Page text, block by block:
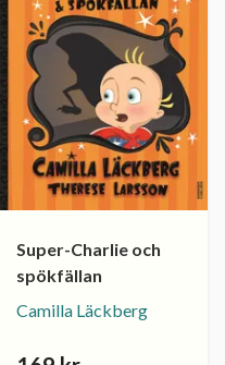
Super-Charlie och
spökfällan
Camilla Läckberg